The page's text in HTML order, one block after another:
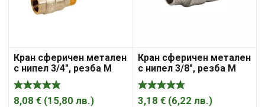
Кран сферичен метален
с нипел 3/4″, резба М
резба Ж, Sferaco ,
„Syveco“
8,08 € (15,80 лв.)
Кран сферичен метален
с нипел 3/8″, резба М
резба Ж , „Syveco“
3,18 € (6,22 лв.)